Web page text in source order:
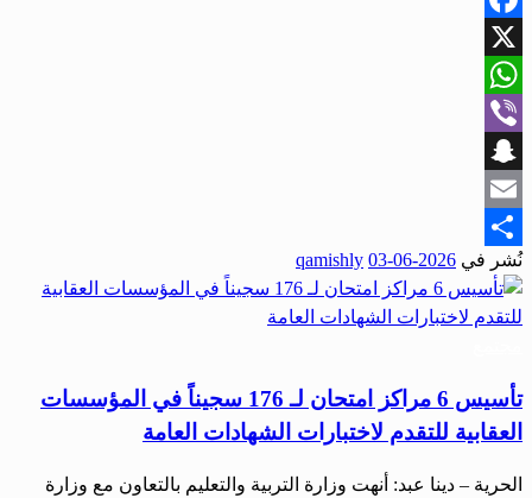
Facebook
X
WhatsApp
Viber
Snapchat
Email
Share
نُشر في 2026-06-03
qamishly
تأسيس 6 مراكز امتحان لـ 176 سجيناً في المؤسسات
العقابية للتقدم لاختبارات الشهادات العامة
الحرية – دينا عبد: أنهت وزارة التربية والتعليم بالتعاون مع وزارة